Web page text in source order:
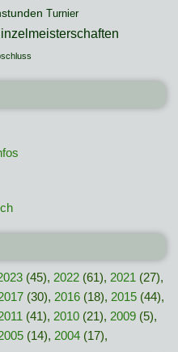
Turnier
(45), 2022 (61), 2021 (27),
(30), 2016 (18), 2015 (44),
(41), 2010 (21), 2009 (5),
(14), 2004 (17),